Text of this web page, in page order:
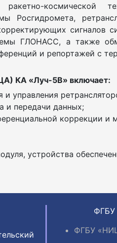
космической
Росгидромета,
сигналов
ГЛОНАСС, а также
и репортажей с
КА «Луч-5В» включает:
и управления
и передачи данных;
коррекции и
устройства
ФГБУ
ФГБУ